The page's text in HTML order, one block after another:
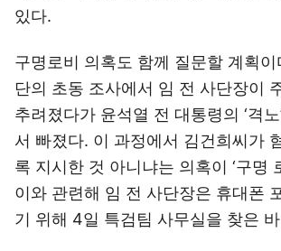
있다.
구명로비 의혹도 함께 질문할 계획
단의 초동 조사에서 임 전 사단장이
추려졌다가 윤석열 전 대통령의 ‘격
서 빠졌다. 이 과정에서 김건희씨가
록 지시한 것 아니냐는 의혹이 ‘구명
이와 관련해 임 전 사단장은 휴대폰
기 위해 4일 특검팀 사무실을 찾은